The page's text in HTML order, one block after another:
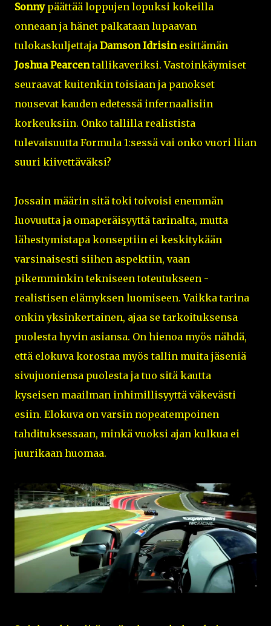
Sonny päättää loppujen lopuksi kokeilla
onneaan ja hänet palkataan lupaavan
tulokaskuljettaja Damson Idrisin esittämän
Joshua Pearcentallikaveriksi. Vastoinkäymiset
seuraavat kuitenkin toisiaan ja panokset
nousevat kauden edetessä infernaalisiin
korkeuksiin. Onko tallilla realistista
tulevaisuutta Formula 1:sessä vai onko vuori liian
suuri kiivettäväksi?
Jossain määrin sitä toki toivoisi enemmän
luovuutta ja omaperäisyyttä tarinalta, mutta
lähestymistapa konseptiin ei keskitykään
varsinaisesti siihen aspektiin, vaan
pikemminkin tekniseen toteutukseen -
realistisen elämyksen luomiseen. Vaikka tarina
onkin yksinkertainen, ajaa se tarkoituksensa
puolesta hyvin asiansa. On hienoa myös nähdä,
että elokuva korostaa myös tallin muita jäseniä
sivujuoniensa puolesta ja tuo sitä kautta
kyseisen maailman inhimillisyyttä väkevästi
esiin. Elokuva on varsin nopeatempoinen
tahdituksessaan, minkä vuoksi ajan kulkua ei
juurikaan huomaa.